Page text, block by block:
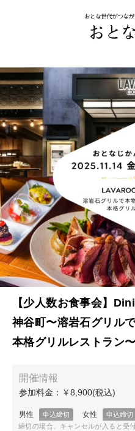
【少人数お食事会】
神谷町〜溶岩石グリル
本格グリルレストラン〜
締切の場合、キャンセルが入ると受